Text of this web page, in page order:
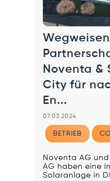
Noventa &
City für
En...
07.03.2024
BETRIEB
Noventa AG
AG haben eine
Solaranlage in